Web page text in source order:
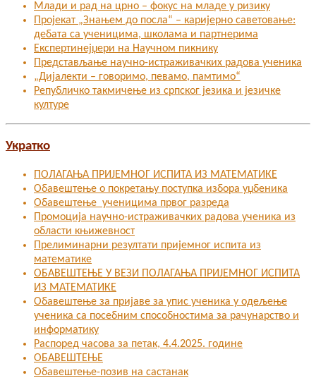
Млади и рад на црно – фокус на младе у ризику
Пројекат „Знањем до посла“ – каријерно саветовање:
дебата са ученицима, школама и партнерима
Експертинејџери на Научном пикнику
Представљање научно-истраживачких радова ученика
„Дијалекти – говоримо, певамо, памтимо“
Републичко такмичење из српског језика и језичке
културе
Укратко
ПОЛАГАЊА ПРИЈЕМНОГ ИСПИТА ИЗ МАТЕМАТИКЕ
Обавештење о покретању поступка избора уџбеника
Обавештење ученицима првог разреда
Промоција научно-истраживачких радова ученика из
области књижевност
Прелиминарни резултати пријемног испита из
математике
ОБАВЕШТЕЊЕ У ВЕЗИ ПОЛАГАЊА ПРИЈЕМНОГ ИСПИТА
ИЗ МАТЕМАТИКЕ
Oбавештење за пријаве за упис ученика у одељење
ученика са посебним способностима за рачунарство и
информатику
Распоред часова за петак, 4.4.2025. године
ОБАВЕШТЕЊЕ
Обавештење-позив на састанак